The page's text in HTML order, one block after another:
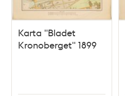
Karta "Bladet
Kronoberget" 1899